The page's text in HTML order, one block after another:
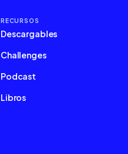
RECURSOS
Descargables
Challenges
Podcast
Libros